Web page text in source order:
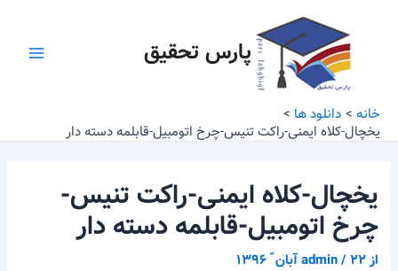
پارس تحقیق
خانه
دانلود ها
یخچال-کلاه ایمنی-راکت تنیس-چرخ اتومبیل-قابلمه دسته دار
یخچال-کلاه ایمنی-راکت تنیس-
چرخ اتومبیل-قابلمه دسته دار
از admin/۲۲ آبان ّ ۱۳۹۶